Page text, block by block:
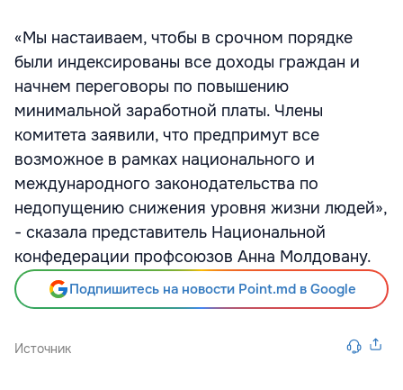
«Мы настаиваем, чтобы в срочном порядке
были индексированы все доходы граждан и
начнем переговоры по повышению
минимальной заработной платы. Члены
комитета заявили, что предпримут все
возможное в рамках национального и
международного законодательства по
недопущению снижения уровня жизни людей»,
- сказала представитель Национальной
конфедерации профсоюзов Анна Молдовану.
Подпишитесь на новости Point.md в Google
Источник